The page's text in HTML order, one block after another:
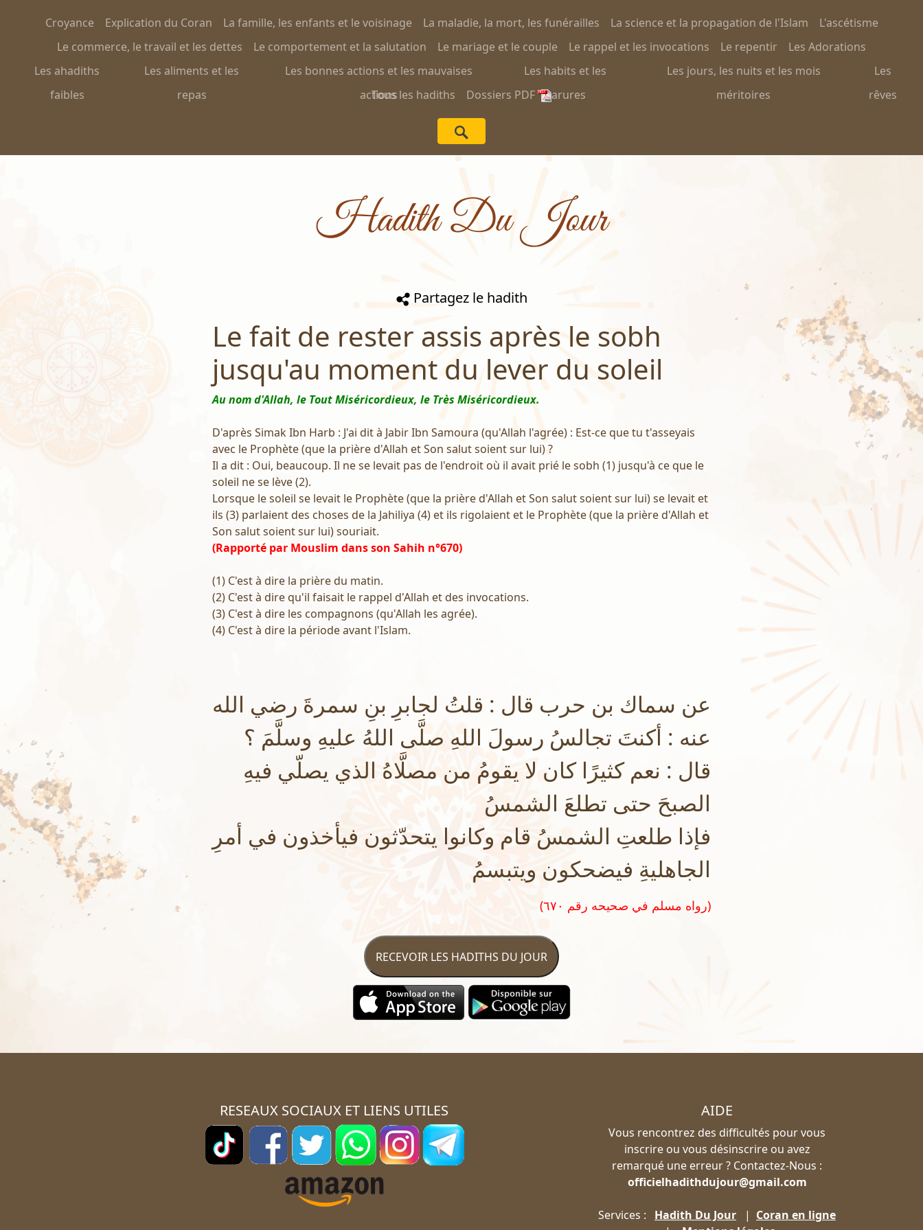
Croyance Explication du Coran La famille, les enfants et le voisinage La maladie, la mort, les funérailles La science et la propagation de l'Islam
L'ascétisme
Le commerce, le travail et les dettes
Le comportement et la salutation Le mariage et le couple Le rappel et les invocations Le repentir
Les Adorations
Les ahadiths
faibles
Les aliments et les
repas
Les bonnes actions et les mauvaises
actions
Les habits et les
parures
Les jours, les nuits et les mois
méritoires
Les
rêves
Tous les hadiths Dossiers PDF
Hadith Du Jour
Partagez le hadith
Le fait de rester assis après le sobh
jusqu'au moment du lever du soleil
Au nom d'Allah, le Tout Miséricordieux, le Très Miséricordieux.
D'après Simak Ibn Harb : J'ai dit à Jabir Ibn Samoura (qu'Allah l'agrée) : Est-ce que tu t'asseyais
avec le Prophète (que la prière d'Allah et Son salut soient sur lui) ?
Il a dit : Oui, beaucoup. Il ne se levait pas de l'endroit où il avait prié le sobh (1) jusqu'à ce que le
soleil ne se lève (2).
Lorsque le soleil se levait le Prophète (que la prière d'Allah et Son salut soient sur lui) se levait et
ils (3) parlaient des choses de la Jahiliya (4) et ils rigolaient et le Prophète (que la prière d'Allah et
Son salut soient sur lui) souriait.
(Rapporté par Mouslim dans son Sahih n°670)
(1) C'est à dire la prière du matin.
(2) C'est à dire qu'il faisait le rappel d'Allah et des invocations.
(3) C'est à dire les compagnons (qu'Allah les agrée).
(4) C'est à dire la période avant l'Islam.
عن سماك بن حرب قال : قلتُ لجابرِ بنِ سمرةَ رضي الله
عنه : أكنتَ تجالسُ رسولَ اللهِ صلَّى اللهُ عليهِ وسلَّمَ ؟
قال : نعم كثيرًا كان لا يقومُ من مصلَّاهُ الذي يصلّي فيهِ
الصبحَ حتى تطلعَ الشمسُ
فإذا طلعتِ الشمسُ قام وكانوا يتحدّثون فيأخذون في أمرِ
الجاهليةِ فيضحكون ويتبسمُ
(رواه مسلم في صحيحه رقم ٦٧٠)
RECEVOIR LES HADITHS DU JOUR
RESEAUX SOCIAUX ET LIENS UTILES AIDE
Vous rencontrez des difficultés pour vous
inscrire ou vous désinscrire ou avez
remarqué une erreur ? Contactez-Nous :
officielhadithdujour@gmail.com
Services : Hadith Du Jour | Coran en ligne